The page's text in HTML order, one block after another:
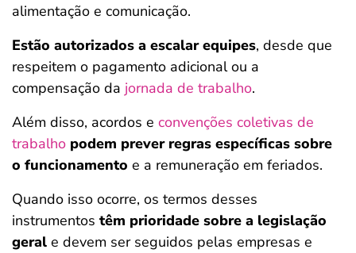
alimentação e comunicação.
Estão autorizados a escalar equipes, desde que
respeitem o pagamento adicional ou a
compensação da jornada de trabalho.
Além disso, acordos e convenções coletivas de
trabalho podem prever regras específicas sobre
o funcionamento e a remuneração em feriados.
Quando isso ocorre, os termos desses
instrumentos têm prioridade sobre a legislação
geral e devem ser seguidos pelas empresas e